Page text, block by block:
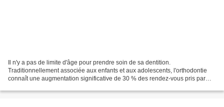
Il n'y a pas de limite d'âge pour prendre soin de sa dentition.
Traditionnellement associée aux enfants et aux adolescents, l'orthodontie
connaît une augmentation significative de 30 % des rendez-vous pris par